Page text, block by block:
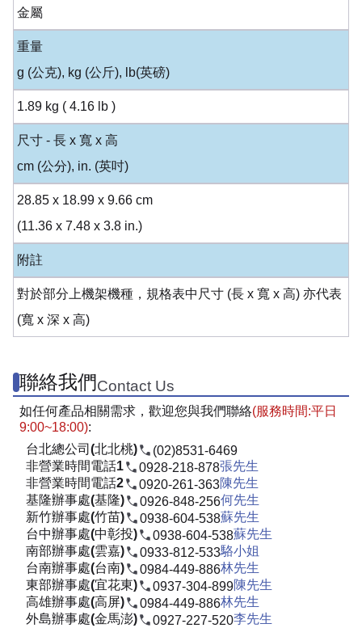
金屬
重量
g (公克), kg (公斤), lb(英磅)
1.89 kg ( 4.16 lb )
尺寸 - 長 x 寬 x 高
cm (公分), in. (英吋)
28.85 x 18.99 x 9.66 cm
(11.36 x 7.48 x 3.8 in.)
附註
對於部分上機架機種，規格表中尺寸 (長 x 寬 x 高) 亦代表
(寬 x 深 x 高)
聯絡我們Contact Us
如任何產品相關需求，歡迎您與我們聯絡(服務時間:平日
9:00~18:00):
台北總公司(北北桃)
(02)8531-6469
非營業時間電話1
0928-218-878張先生
非營業時間電話2
0920-261-363陳先生
基隆辦事處(基隆)
0926-848-256何先生
新竹辦事處(竹苗)
0938-604-538蘇先生
台中辦事處(中彰投)
0938-604-538蘇先生
南部辦事處(雲嘉)
0933-812-533駱小姐
台南辦事處(台南)
0984-449-886林先生
東部辦事處(宜花東)
0937-304-899陳先生
高雄辦事處(高屏)
0984-449-886林先生
外島辦事處(金馬澎)
0927-227-520李先生